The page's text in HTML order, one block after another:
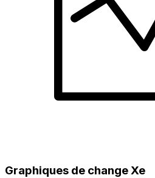
Graphiques de change Xe